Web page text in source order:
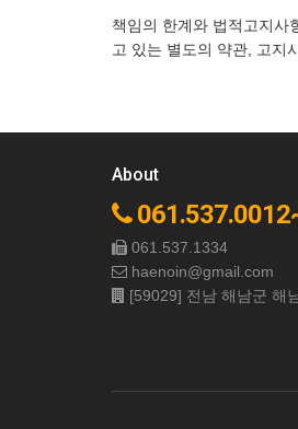
책임의 한계와 법적고지사
고 있는 별도의 약관, 고지
About
061.537.1334
haenoin@gmail.com
[59029] 전남 해남군 해